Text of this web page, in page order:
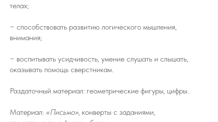
телах;
− способствовать развитию логического мышления,
внимания;
− воспитывать усидчивость, умение слушать и слышать,
оказывать помощь сверстникам.
Раздаточный материал: геометрические фигуры, цифры.
Материал: «Письмо», конверты с заданиями,